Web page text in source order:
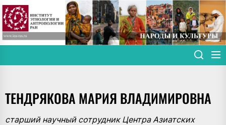
Skip
to
the
content
ТЕНДРЯКОВА МАРИЯ ВЛАДИМИРОВНА
старший научный сотрудник Центра Азиатских